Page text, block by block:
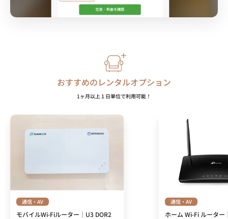
おすすめのレンタルオプション
1ヶ月以上１日単位で利用可能！
通信・AV
モバイルWi-Fiルーター｜U3 DOR2
通信・AV
ホーム Wi-Fi ルータ